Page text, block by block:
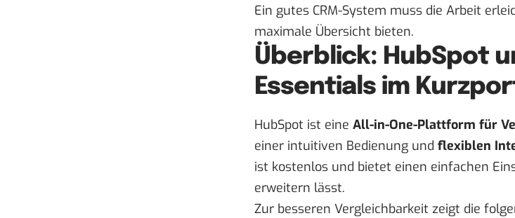
Ein gutes CRM-System muss die Arbeit
maximale Übersicht bieten.
Überblick: HubSpot
Essentials im
HubSpot ist eine All-in-One-Plattform für
einer intuitiven Bedienung und flexiblen
ist kostenlos und bietet einen einfachen
erweitern lässt.
Zur besseren Vergleichbarkeit zeigt die